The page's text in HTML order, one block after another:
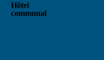
Hôtel
communal